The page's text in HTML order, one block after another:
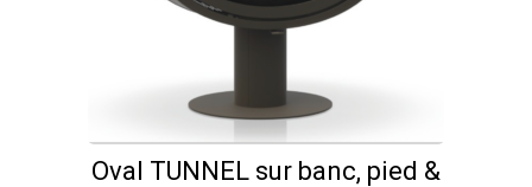
Oval TUNNEL sur banc, pied &